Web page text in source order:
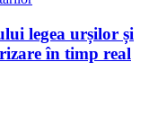
legea urșilor și
în timp real